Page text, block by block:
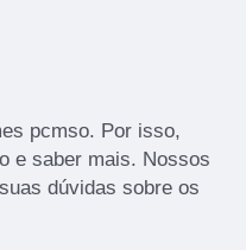
pcmso. Por isso,
e saber mais. Nossos
dúvidas sobre os